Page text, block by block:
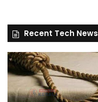
Recent Tech News